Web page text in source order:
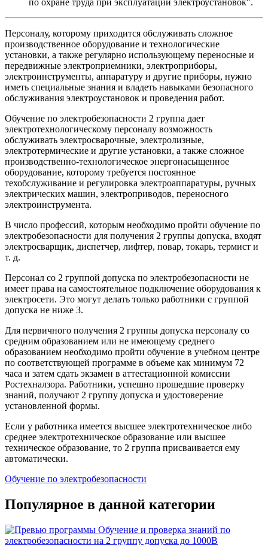
по охране труда при эксплуатации электроустановок".
Персоналу, которому приходится обслуживать сложное
производственное оборудование и технологические
установки, а также регулярно использующему переносные и
передвижные электроприемники, электроприборы,
электроинструменты, аппаратуру и другие приборы, нужно
иметь специальные знания и владеть навыками безопасного
обслуживания электроустановок и проведения работ.
Обучение по электробезопасности 2 группа дает
электротехнологическому персоналу возможность
обслуживать электросварочные, электролизные,
электротермические и другие установки, а также сложное
производственно-технологическое энергонасыщенное
оборудование, которому требуется постоянное
техобслуживание и регулировка электроаппаратуры, ручных
электрических машин, электроприводов, переносного
электроинструмента.
В число профессий, которым необходимо пройти обучение по
электробезопасности для получения 2 группы допуска, входят
электросварщик, диспетчер, лифтер, повар, токарь, термист и
т. д.
Персонал со 2 группой допуска по электробезопасности не
имеет права на самостоятельное подключение оборудования к
электросети. Это могут делать только работники с группой
допуска не ниже 3.
Для первичного получения 2 группы допуска персоналу со
средним образованием или не имеющему среднего
образованием необходимо пройти обучение в учебном центре
по соответствующей программе в объеме как минимум 72
часа и затем сдать экзамен в аттестационной комиссии
Ростехналзора. Работники, успешно прошедшие проверку
знаний, получают 2 группу допуска и удостоверение
установленной формы.
Если у работника имеется высшее электротехническое либо
среднее электротехническое образование или высшее
техническое образование, то 2 группа присваивается ему
автоматически.
Обучение по электробезопасности
Популярное в данной категории